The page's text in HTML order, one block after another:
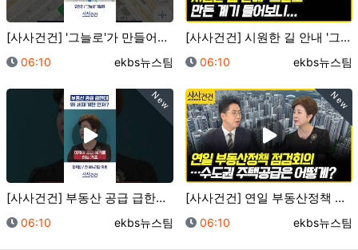
[사사건건] '그늘로'가 만들어지고 무료 공개된 이유는…
등록일
06:10 등록자
ekbs뉴스팀
[사사건건] 시원한 길 안내 '그늘로' 만든 계기 들어…
등록일
06:10 등록자
ekbs뉴스팀
New
[사사건건] 부동산 공급 급한데 왜 세제개편 먼저? (…
등록일
06:10 등록자
ekbs뉴스팀
New
[사사건건] 연일 부동산정책 점검회의…수도권 주택공급은…
등록일
06:10 등록자
ekbs뉴스팀